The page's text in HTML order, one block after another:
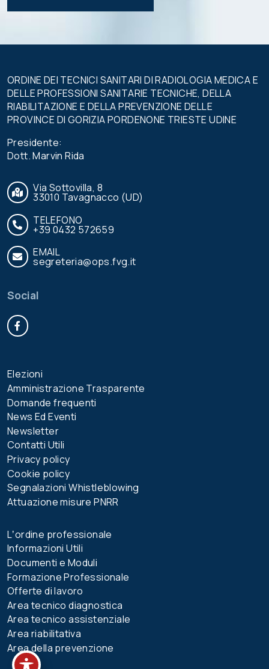
ORDINE DEI TECNICI SANITARI DI RADIOLOGIA MEDICA E
DELLE PROFESSIONI SANITARIE TECNICHE, DELLA
RIABILITAZIONE E DELLA PREVENZIONE DELLE
PROVINCE DI GORIZIA PORDENONE TRIESTE UDINE
Presidente:
Dott. Marvin Rida
Via Sottovilla, 8
33010 Tavagnacco (UD)
TELEFONO
+39 0432 572659
EMAIL
segreteria@ops.fvg.it
Social
Elezioni
Amministrazione Trasparente
Domande frequenti
News Ed Eventi
Newsletter
Contatti Utili
Privacy policy
Cookie policy
Segnalazioni Whistleblowing
Attuazione misure PNRR
Lʼordine professionale
Informazioni Utili
Documenti e Moduli
Formazione Professionale
Offerte di lavoro
Area tecnico diagnostica
Area tecnico assistenziale
Area riabilitativa
Area della prevenzione